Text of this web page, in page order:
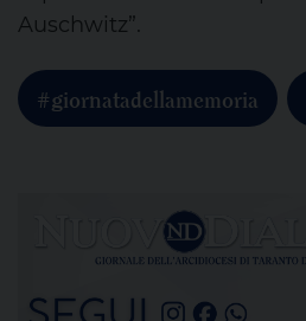
Auschwitz”.
#giornatadellamemoria